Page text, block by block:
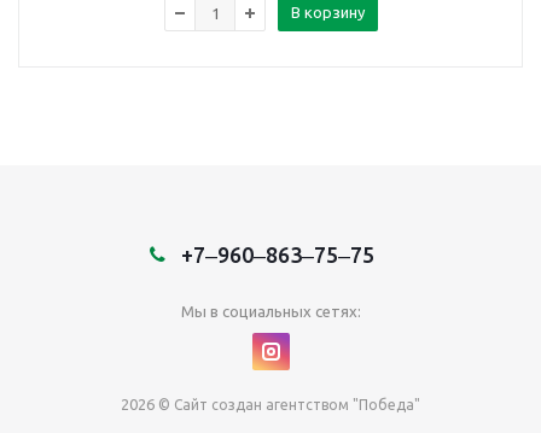
В корзину
+7‒960‒863‒75‒75
Мы в социальных сетях:
2026 © Сайт создан агентством "Победа"